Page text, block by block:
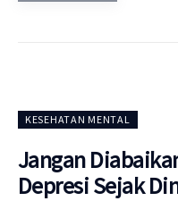
KESEHATAN MENTAL
Jangan
Depresi Sejak